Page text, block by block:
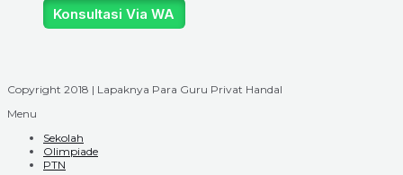
Konsultasi Via WA
Copyright 2018 | Lapaknya Para Guru Privat Handal
Menu
Sekolah
Olimpiade
PTN